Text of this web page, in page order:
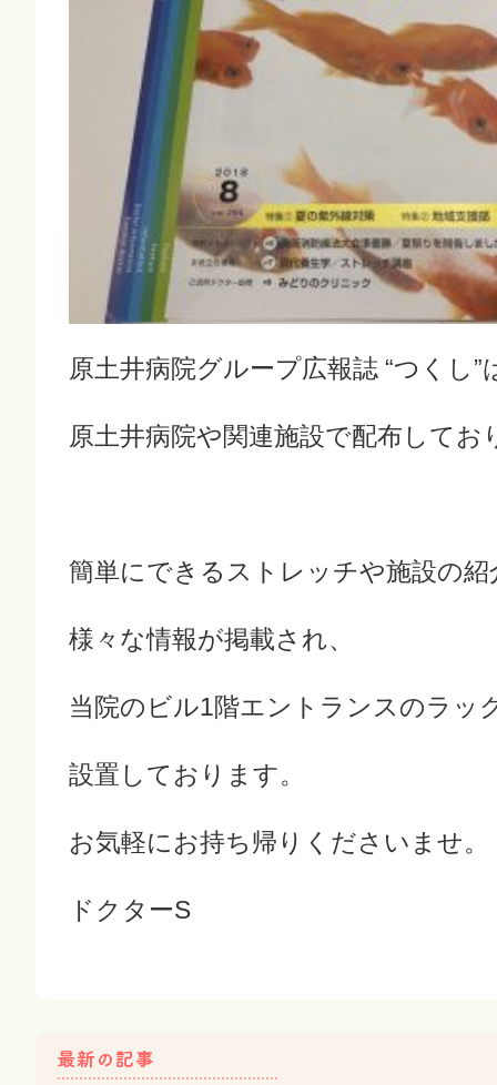
原土井病院グループ広報誌 “つくし”
原土井病院や関連施設で配布してお
簡単にできるストレッチや施設の紹
様々な情報が掲載され、
当院のビル1階エントランスのラッ
設置しております。
お気軽にお持ち帰りくださいませ。
ドクターS